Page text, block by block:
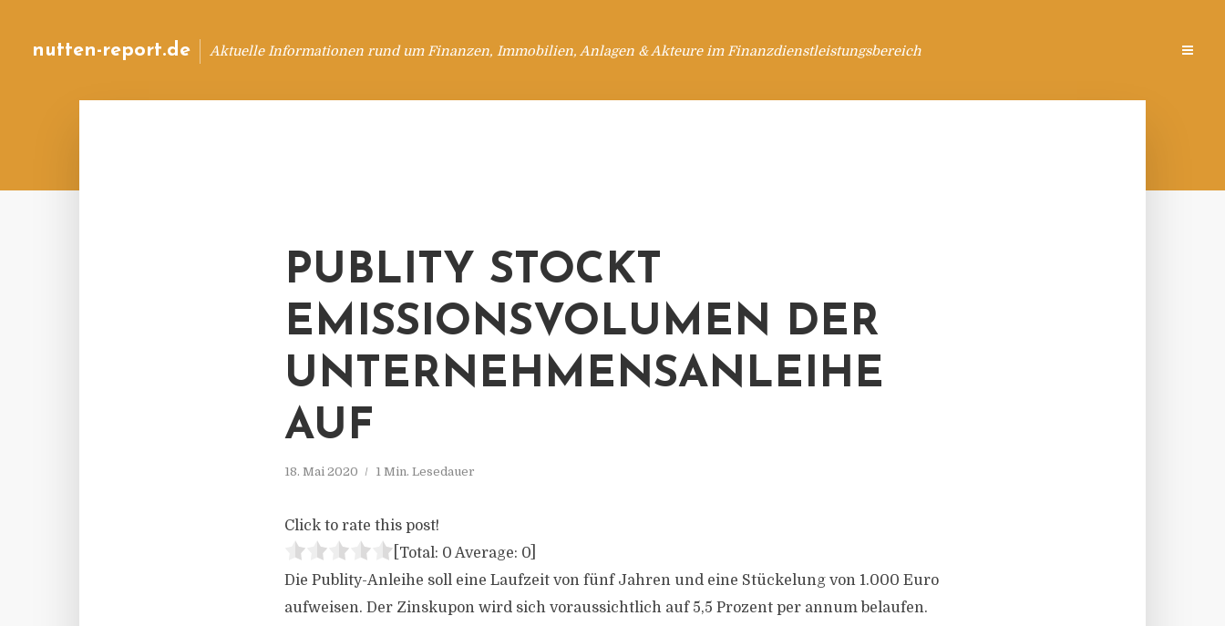
nutten-report.de Aktuelle Informationen rund um Finanzen, Immobilien, Anlagen & Akteure im Finanzdienstleistungsbereich
PUBLITY STOCKT
EMISSIONSVOLUMEN DER
UNTERNEHMENSANLEIHE
AUF
18. Mai 2020 1 Min. Lesedauer
Click to rate this post!
[Total: 0 Average: 0
Die Publity-Anleihe soll eine Laufzeit von fünf Jahren und eine Stückelung von 1.000 Euro
aufweisen. Der Zinskupon wird sich voraussichtlich auf 5,5 Prozent per annum belaufen.